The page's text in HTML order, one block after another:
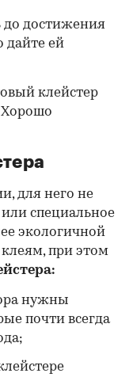
до достижения
дайте ей
клейстер
Хорошо
для него не
специальное
экологичной
при этом
нужны
почти всегда